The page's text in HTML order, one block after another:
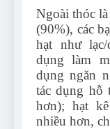
Ngoài thóc
(90%), các
hạt như
dụng làm
dụng ngăn
tác dụng hỗ
hơn); hạt
nhiều hơn,